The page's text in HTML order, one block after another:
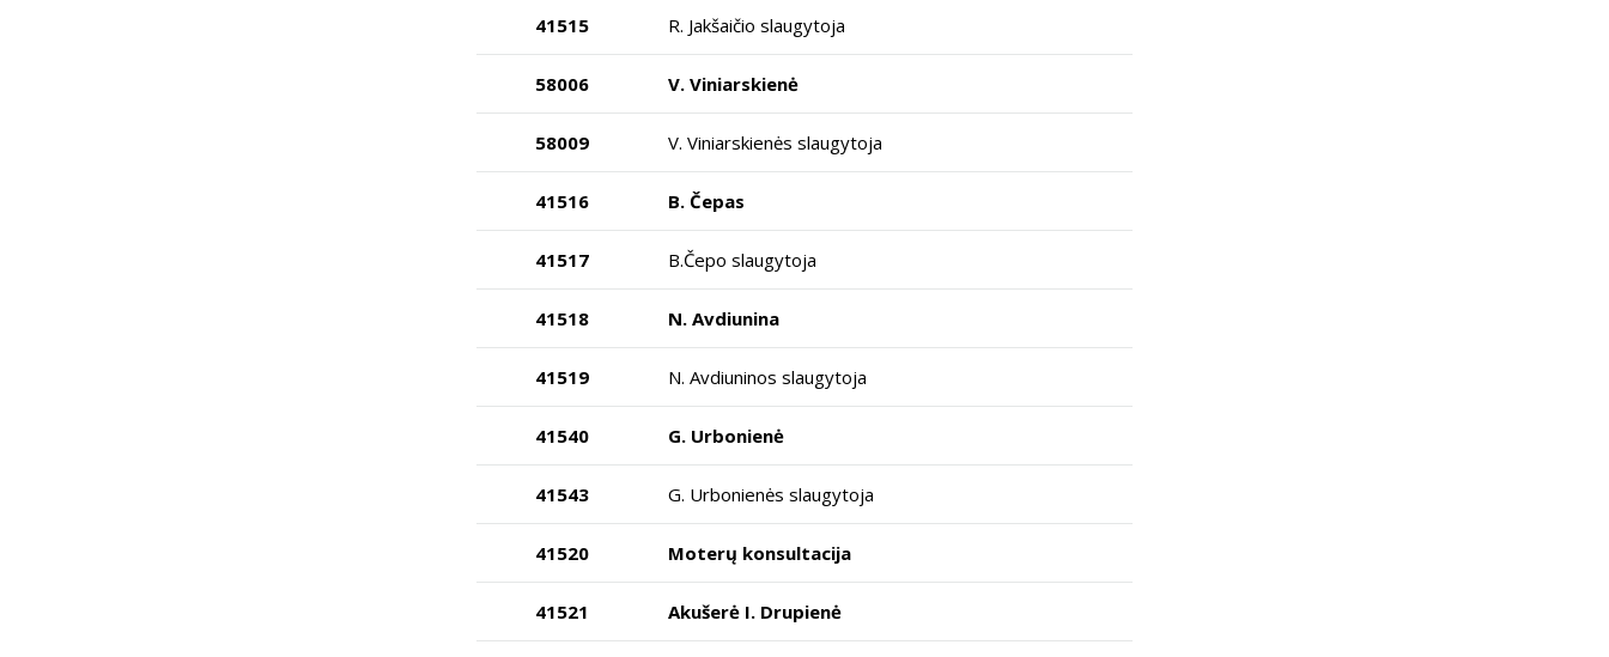
41515 R. Jakšaičio slaugytoja
58006 V. Viniarskienė
58009 V. Viniarskienės slaugytoja
41516 B. Čepas
41517 B.Čepo slaugytoja
41518 N. Avdiunina
41519 N. Avdiuninos slaugytoja
41540 G. Urbonienė
41543 G. Urbonienės slaugytoja
41520 Moterų konsultacija
41521 Akušerė I. Drupienė